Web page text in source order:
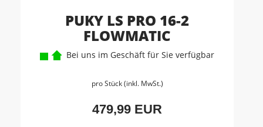
PUKY LS PRO 16-2
FLOWMATIC
Bei uns im Geschäft für Sie verfügbar
pro Stück (inkl. MwSt.)
479,99 EUR